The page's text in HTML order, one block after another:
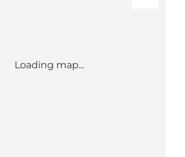
Loading map...